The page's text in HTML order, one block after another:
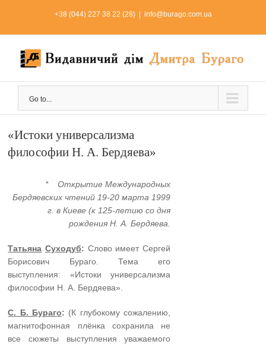
+38 (044) 227 38 22 (28) info@burago.com.ua
Go to...
«Истоки универсализма
философии Н. А. Бердяева»
* Открытие Международных
Бердяевских чтений 19-20 марта 1999
г. в Киеве (к 125-летию со дня
рождения Н. А. Бердяева.
Татьяна Суходуб: Слово имеет Сергей
Борисович Бураго. Тема его
выступления: «Истоки универсализма
философии Н. А. Бердяева».
С. Б. Бураго: (К глубокому сожалению,
магнитофонная плёнка сохранила не
все сюжеты выступления уважаемого